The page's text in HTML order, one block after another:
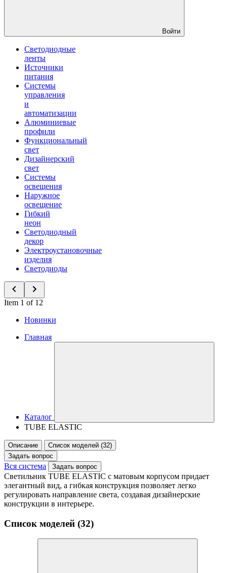
Войти
Светодиодные
ленты
Источники
питания
Системы
управления
и
автоматизации
Алюминиевые
профили
Функциональный
свет
Дизайнерский
свет
Системы
освещения
Наружное
освещение
Гибкий
неон
Светодиодный
декор
Электроустановочные
изделия
Светодиоды
Item 1 of 12
Новинки
Главная
Каталог
TUBE ELASTIC
Описание
Список моделей (32)
Задать вопрос
Вся система Задать вопрос
Светильник TUBE ELASTIC с матовым корпусом придает
элегантный вид, а гибкая конструкция позволяет легко
регулировать направление света, создавая дизайнерские
конструкции в интерьере.
Список моделей (32)